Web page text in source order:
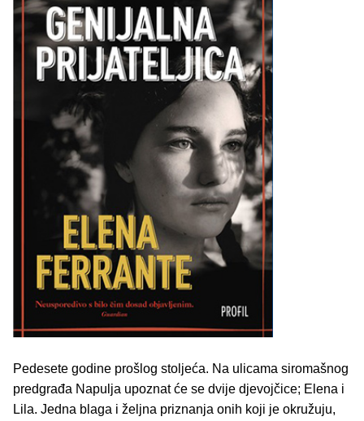
Pedesete godine prošlog stoljeća. Na ulicama siromašnog
predgrađa Napulja upoznat će se dvije djevojčice; Elena i
Lila. Jedna blaga i željna priznanja onih koji je okružuju,